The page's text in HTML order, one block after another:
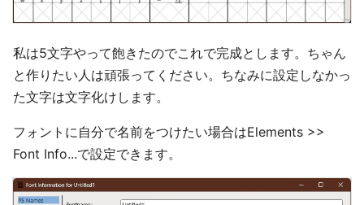
私は5文字やって飽きたのでこれで完成とします。ちゃん
と作りたい人は頑張ってください。ちなみに設定しなかっ
た文字は文字化けします。
フォントに自分で名前をつけたい場合はElements >>
Font Info...で設定できます。